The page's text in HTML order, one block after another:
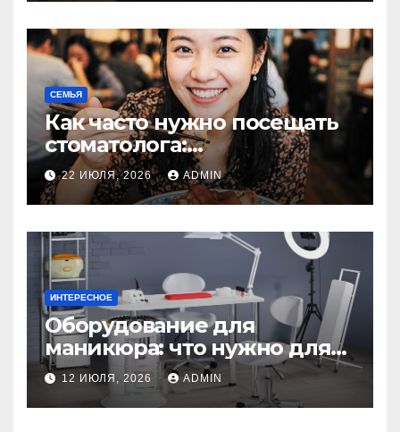
СЕМЬЯ
Как часто нужно посещать
стоматолога:
рекомендации для
здоровья зубов
22 ИЮЛЯ, 2026 ADMIN
ИНТЕРЕСНОЕ
Оборудование для
маникюра: что нужно для
идеального маникюра
12 ИЮЛЯ, 2026 ADMIN